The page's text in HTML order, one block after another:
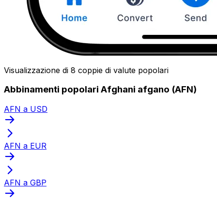
Visualizzazione di 8 coppie di valute popolari
Abbinamenti popolari Afghani afgano (AFN)
AFN a USD
AFN a EUR
AFN a GBP